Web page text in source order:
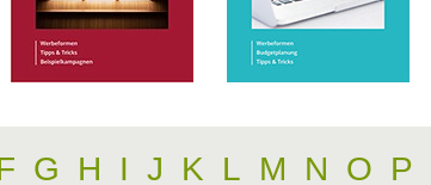
G H I J K L M N O P